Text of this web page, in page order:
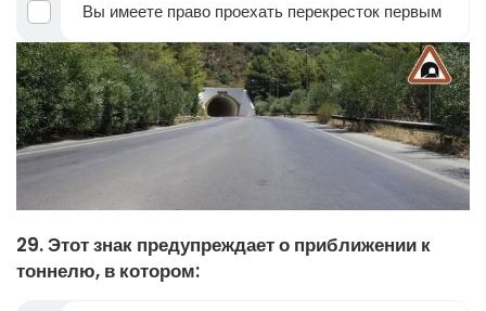
Вы имеете право проехать перекресток первым
29. Этот знак предупреждает о приближении к
тоннелю, в котором: